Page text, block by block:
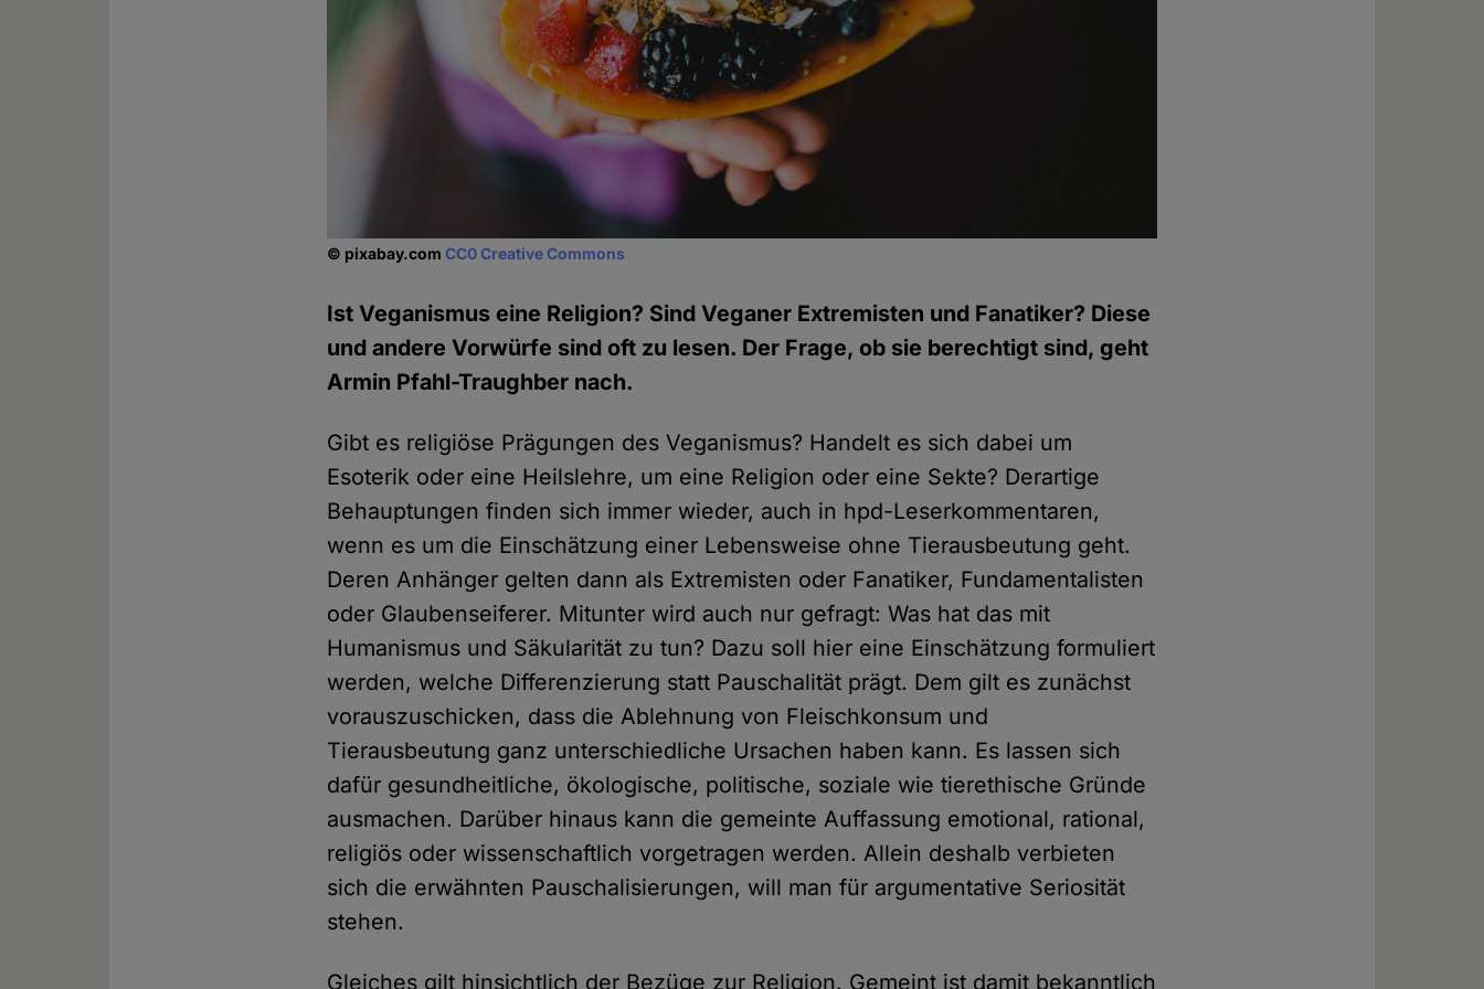
© pixabay.comCC0 Creative Commons
Ist Veganismus eine Religion? Sind Veganer Extremisten und Fanatiker? Diese
und andere Vorwürfe sind oft zu lesen. Der Frage, ob sie berechtigt sind, geht
Armin Pfahl-Traughber nach.
Gibt es religiöse Prägungen des Veganismus? Handelt es sich dabei um
Esoterik oder eine Heilslehre, um eine Religion oder eine Sekte? Derartige
Behauptungen finden sich immer wieder, auch in hpd-Leserkommentaren,
wenn es um die Einschätzung einer Lebensweise ohne Tierausbeutung geht.
Deren Anhänger gelten dann als Extremisten oder Fanatiker, Fundamentalisten
oder Glaubenseiferer. Mitunter wird auch nur gefragt: Was hat das mit
Humanismus und Säkularität zu tun? Dazu soll hier eine Einschätzung formuliert
werden, welche Differenzierung statt Pauschalität prägt. Dem gilt es zunächst
vorauszuschicken, dass die Ablehnung von Fleischkonsum und
Tierausbeutung ganz unterschiedliche Ursachen haben kann. Es lassen sich
dafür gesundheitliche, ökologische, politische, soziale wie tierethische Gründe
ausmachen. Darüber hinaus kann die gemeinte Auffassung emotional, rational,
religiös oder wissenschaftlich vorgetragen werden. Allein deshalb verbieten
sich die erwähnten Pauschalisierungen, will man für argumentative Seriosität
stehen.
Gleiches gilt hinsichtlich der Bezüge zur Religion. Gemeint ist damit bekanntlich